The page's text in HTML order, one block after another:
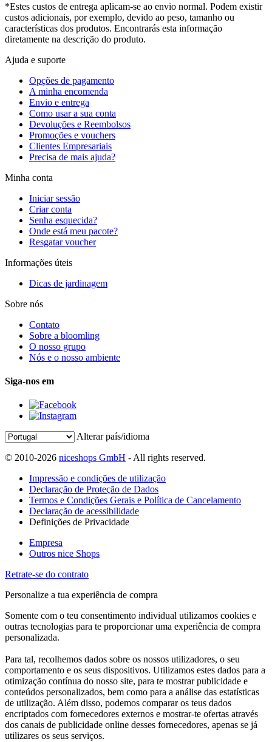
*Estes custos de entrega aplicam-se ao envio normal. Podem existir
custos adicionais, por exemplo, devido ao peso, tamanho ou
características dos produtos. Encontrarás esta informação
diretamente na descrição do produto.
Ajuda e suporte
Opções de pagamento
A minha encomenda
Envio e entrega
Como usar a sua conta
Devoluções e Reembolsos
Promoções e vouchers
Clientes Empresariais
Precisa de mais ajuda?
Minha conta
Iniciar sessão
Criar conta
Senha esquecida?
Onde está meu pacote?
Resgatar voucher
Informações úteis
Dicas de jardinagem
Sobre nós
Contato
Sobre a bloomling
O nosso grupo
Nós e o nosso ambiente
Siga-nos em
Alterar país/idioma
© 2010-2026 niceshops GmbH - All rights reserved.
Impressão e condições de utilização
Declaração de Proteção de Dados
Termos e Condições Gerais e Política de Cancelamento
Declaração de acessibilidade
Definições de Privacidade
Empresa
Outros nice Shops
Retrate-se do contrato
Personalize a tua experiência de compra
Somente com o teu consentimento individual utilizamos cookies e
outras tecnologias para te proporcionar uma experiência de compra
personalizada.
Para tal, recolhemos dados sobre os nossos utilizadores, o seu
comportamento e os seus dispositivos. Utilizamos estes dados para a
otimização contínua do nosso site, para te mostrar publicidade e
conteúdos personalizados, bem como para a análise das estatísticas
de utilização. Além disso, podemos comparar os teus dados
encriptados com fornecedores externos e mostrar-te ofertas através
dos canais de publicidade online desses fornecedores, apenas se já
utilizares os seus serviços.